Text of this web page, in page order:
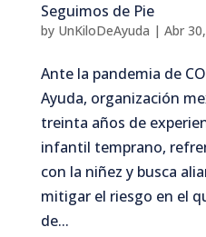
Seguimos de Pie
by UnKiloDeAyuda | Abr
Ante la pandemia de
Ayuda, organización
treinta años de
infantil temprano,
con la niñez y busca
mitigar el riesgo en el
de...